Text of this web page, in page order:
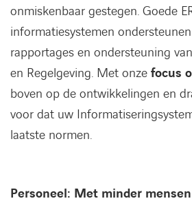
onmiskenbaar gestegen. Goede
informatiesystemen
rapportages en ondersteuning
en Regelgeving. Met onze focus
boven op de ontwikkelingen en
voor dat uw
laatste normen.
Personeel: Met minder